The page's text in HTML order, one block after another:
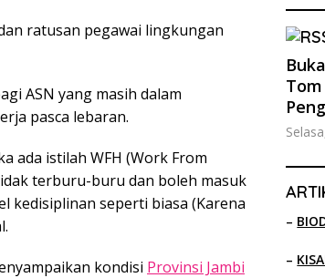
ratusan pegawai lingkungan
ASN yang masih dalam
pasca lebaran.
ada istilah WFH (Work From
terburu-buru dan boleh masuk
kedisiplinan seperti biasa (Karena
kondisi Provinsi Jambi
–
–